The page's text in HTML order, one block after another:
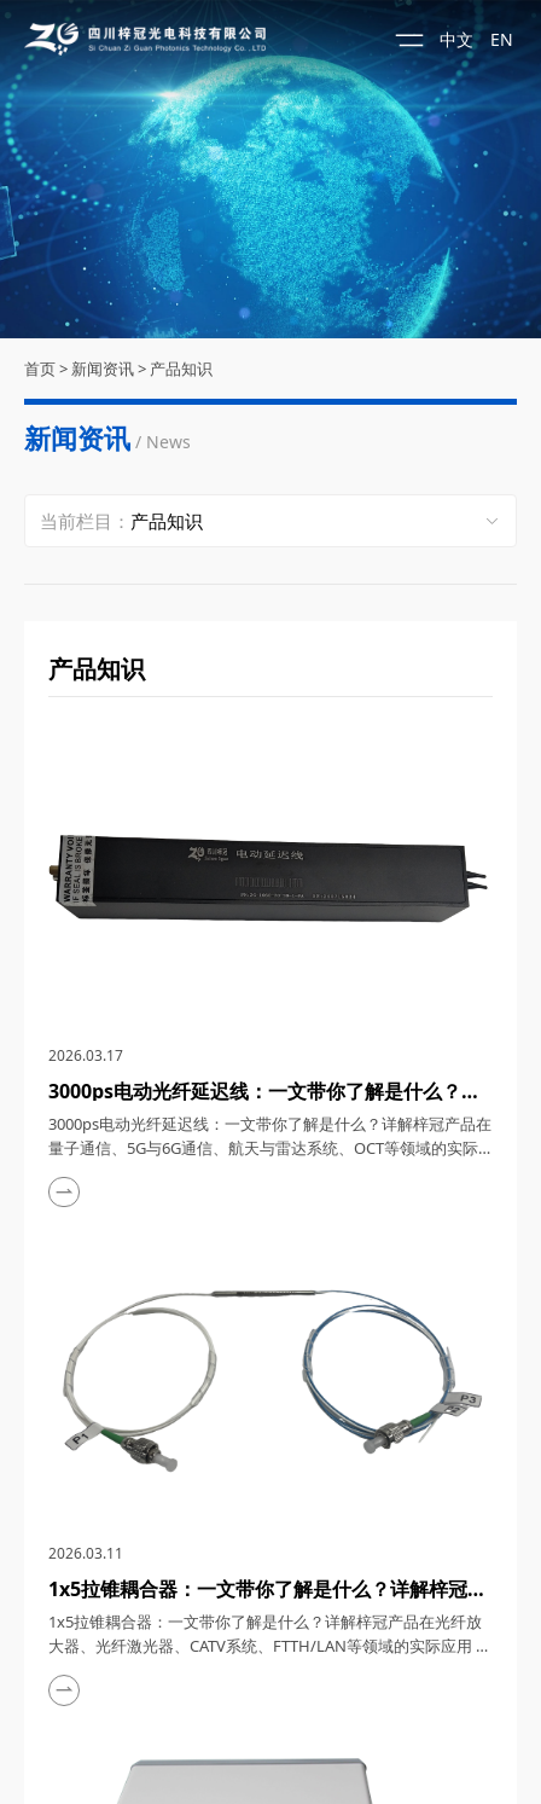
中文 EN
首页> 新闻资讯> 产品知识
新闻资讯 / News
当前栏目：
产品知识
2026.03.17
3000ps电动光纤延迟线：一文带你了解是什么？详
解梓冠产品在量子通信、5G与6G通信、航天与雷达
系统、OCT等领域的实际应用
3000ps电动光纤延迟线：一文带你了解是什么？详解梓冠产品在
量子通信、5G与6G通信、航天与雷达系统、OCT等领域的实际
应用 3000ps电动光纤延迟线，在高速发展的光通信与探测技术
领域，凭借其卓越的性能和广泛的应用潜力，成为了众多高科技
2026.03.11
1x5拉锥耦合器：一文带你了解是什么？详解梓冠产
品在光纤放大器、光纤激光器、CATV系统、
FTTH/LAN等领域的实际应用
1x5拉锥耦合器：一文带你了解是什么？详解梓冠产品在光纤放
大器、光纤激光器、CATV系统、FTTH/LAN等领域的实际应用
1x5拉锥耦合器，在光纤通信与传感技术迅猛发展的今天，凭借
其独特的设计、卓越的性能以及广泛的应用场景，成为了光纤网
款产品的内在魅力。 一、1...